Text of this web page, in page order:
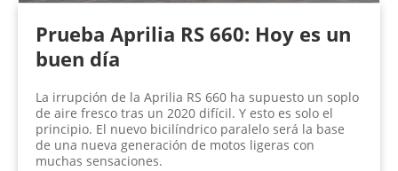
Prueba Aprilia RS 660: Hoy es un
buen día
La irrupción de la Aprilia RS 660 ha supuesto un soplo
de aire fresco tras un 2020 difícil. Y esto es solo el
principio. El nuevo bicilíndrico paralelo será la base
de una nueva generación de motos ligeras con
muchas sensaciones.